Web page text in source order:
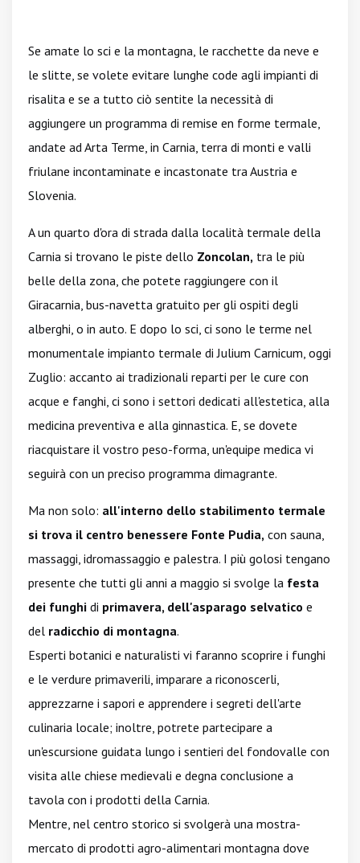
Se amate lo sci e la montagna, le racchette da neve e
le slitte, se volete evitare lunghe code agli impianti di
risalita e se a tutto ciò sentite la necessità di
aggiungere un programma di remise en forme termale,
andate ad Arta Terme, in Carnia, terra di monti e valli
friulane incontaminate e incastonate tra Austria e
Slovenia.
A un quarto d'ora di strada dalla località termale della
Carnia si trovano le piste dello Zoncolan, tra le più
belle della zona, che potete raggiungere con il
Giracarnia, bus-navetta gratuito per gli ospiti degli
alberghi, o in auto. E dopo lo sci, ci sono le terme nel
monumentale impianto termale di Julium Carnicum, oggi
Zuglio: accanto ai tradizionali reparti per le cure con
acque e fanghi, ci sono i settori dedicati all'estetica, alla
medicina preventiva e alla ginnastica. E, se dovete
riacquistare il vostro peso-forma, un'equipe medica vi
seguirà con un preciso programma dimagrante.
Ma non solo: all'interno dello stabilimento termale
si trova il centro benessere Fonte Pudia, con sauna,
massaggi, idromassaggio e palestra. I più golosi tengano
presente che tutti gli anni a maggio si svolge la festa
dei funghi di primavera, dell'asparago selvatico e
del radicchio di montagna.
Esperti botanici e naturalisti vi faranno scoprire i funghi
e le verdure primaverili, imparare a riconoscerli,
apprezzarne i sapori e apprendere i segreti dell'arte
culinaria locale; inoltre, potrete partecipare a
un'escursione guidata lungo i sentieri del fondovalle con
visita alle chiese medievali e degna conclusione a
tavola con i prodotti della Carnia.
Mentre, nel centro storico si svolgerà una mostra-
mercato di prodotti agro-alimentari montagna dove